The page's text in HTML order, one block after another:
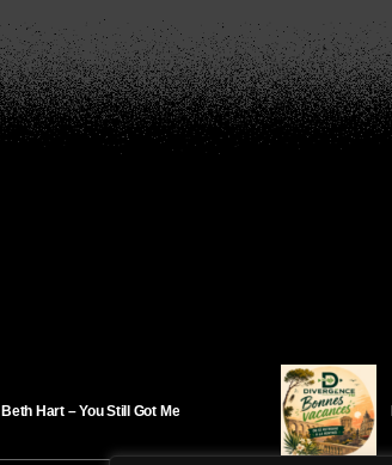
Beth Hart – You Still Got Me